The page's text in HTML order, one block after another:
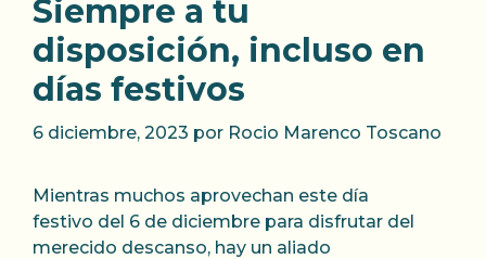
Siempre a tu
disposición, incluso en
días festivos
6 diciembre, 2023 por Rocio Marenco Toscano
Mientras muchos aprovechan este día
festivo del 6 de diciembre para disfrutar del
merecido descanso, hay un aliado